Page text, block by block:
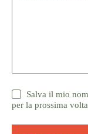
Salva il mio
per la prossima